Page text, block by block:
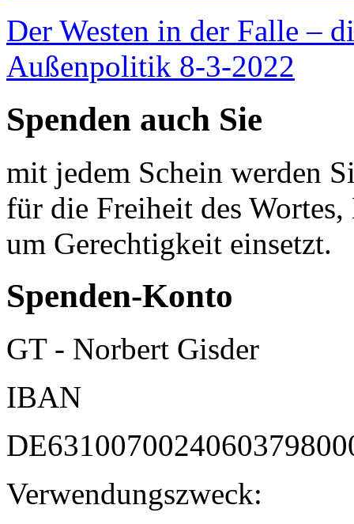
Der Westen in der Falle –
Außenpolitik 8-3-2022
Spenden auch Sie
mit jedem Schein werden
für die Freiheit des
um Gerechtigkeit einsetzt.
Spenden-Konto
GT - Norbert Gisder
IBAN
Verwendungszweck: